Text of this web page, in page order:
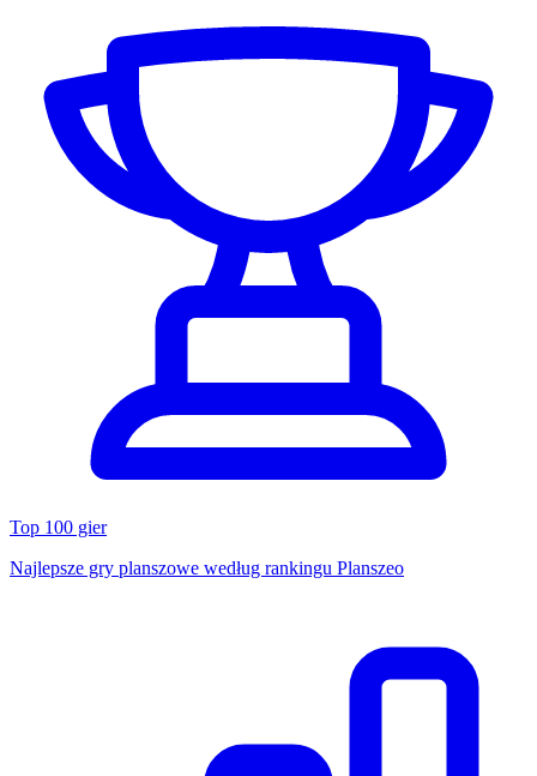
Top 100 gier
Najlepsze gry planszowe według rankingu Planszeo